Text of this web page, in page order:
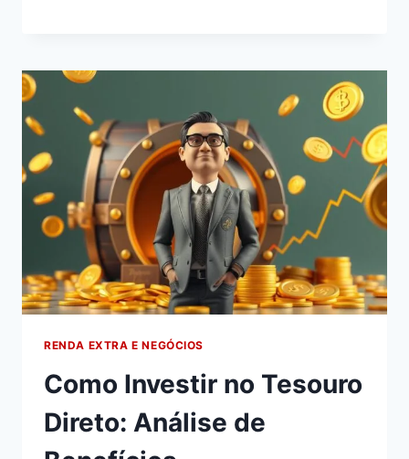
RENDA EXTRA E NEGÓCIOS
Como Investir no Tesouro
Direto: Análise de